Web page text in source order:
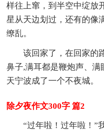
样往上窜，到半空中绽放
星从天边划过，还有的像
缭乱。
该回家了，在回家的
鼻子,满耳都是鞭炮声、
天宁波成了一个不夜城。
除夕夜作文300字 篇2
“过年啦！过年啦！”